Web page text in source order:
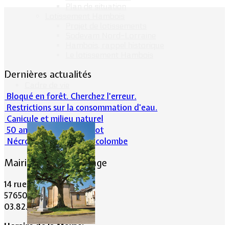
Dernières actualités
Bloqué en forêt. Cherchez l’erreur.
Restrictions sur la consommation d'eau.
Canicule et milieu naturel
50 ans d’histoires de foot
Nécrologie : Norbert Lacolombe
Mairie de Lommerange
14 rue Maréchal Joffre
57650 LOMMERANGE
03.82.84.81.48